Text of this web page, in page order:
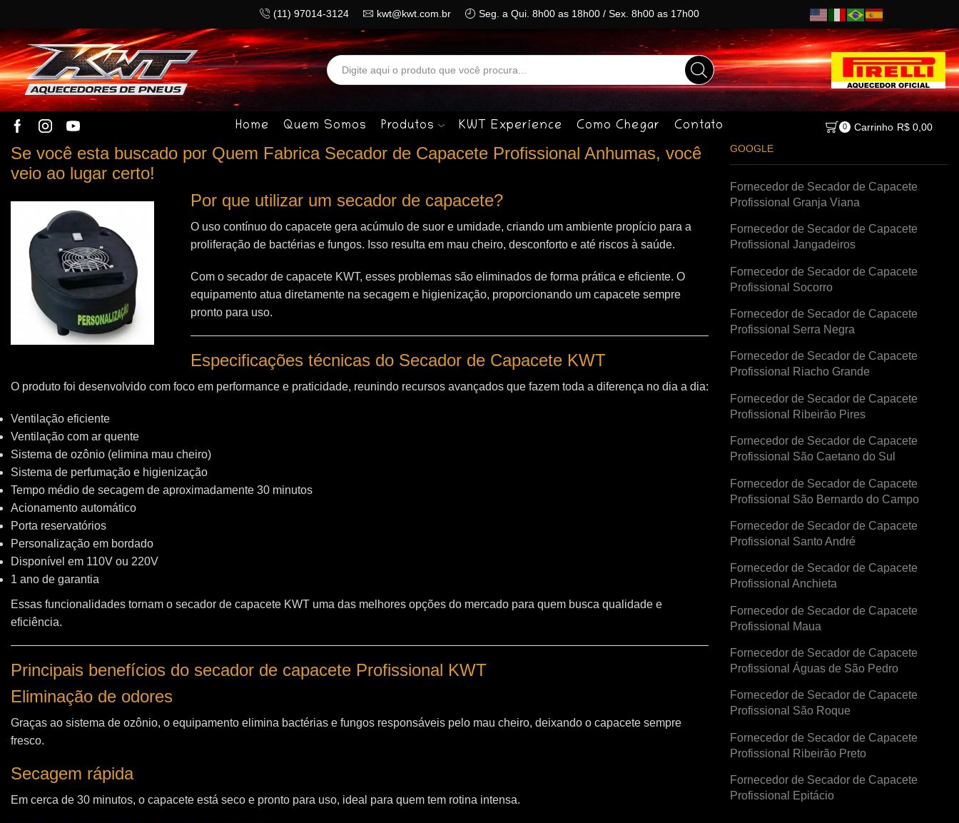
(11) 97014-3124 kwt@kwt.com.br Seg. a Qui. 8h00 as 18h00 / Sex. 8h00 as 17h00
Search
input
Home Quem Somos Produtos KWT Experience Como Chegar Contato 0 Carrinho R$0,00
Se você esta buscado por Quem Fabrica Secador de Capacete Profissional Anhumas, você
veio ao lugar certo!
Por que utilizar um secador de capacete?
O uso contínuo do capacete gera acúmulo de suor e umidade, criando um ambiente propício para a
proliferação de bactérias e fungos. Isso resulta em mau cheiro, desconforto e até riscos à saúde.
Com o secador de capacete KWT, esses problemas são eliminados de forma prática e eficiente. O
equipamento atua diretamente na secagem e higienização, proporcionando um capacete sempre
pronto para uso.
Especificações técnicas do Secador de Capacete KWT
O produto foi desenvolvido com foco em performance e praticidade, reunindo recursos avançados que fazem toda a diferença no dia a dia:
Ventilação eficiente
Ventilação com ar quente
Sistema de ozônio (elimina mau cheiro)
Sistema de perfumação e higienização
Tempo médio de secagem de aproximadamente 30 minutos
Acionamento automático
Porta reservatórios
Personalização em bordado
Disponível em 110V ou 220V
1 ano de garantia
Essas funcionalidades tornam o secador de capacete KWT uma das melhores opções do mercado para quem busca qualidade e
eficiência.
Principais benefícios do secador de capacete Profissional KWT
Eliminação de odores
Graças ao sistema de ozônio, o equipamento elimina bactérias e fungos responsáveis pelo mau cheiro, deixando o capacete sempre
fresco.
Secagem rápida
Em cerca de 30 minutos, o capacete está seco e pronto para uso, ideal para quem tem rotina intensa.
GOOGLE
Fornecedor de Secador de Capacete
Profissional Granja Viana
Fornecedor de Secador de Capacete
Profissional Jangadeiros
Fornecedor de Secador de Capacete
Profissional Socorro
Fornecedor de Secador de Capacete
Profissional Serra Negra
Fornecedor de Secador de Capacete
Profissional Riacho Grande
Fornecedor de Secador de Capacete
Profissional Ribeirão Pires
Fornecedor de Secador de Capacete
Profissional São Caetano do Sul
Fornecedor de Secador de Capacete
Profissional São Bernardo do Campo
Fornecedor de Secador de Capacete
Profissional Santo André
Fornecedor de Secador de Capacete
Profissional Anchieta
Fornecedor de Secador de Capacete
Profissional Maua
Fornecedor de Secador de Capacete
Profissional Águas de São Pedro
Fornecedor de Secador de Capacete
Profissional São Roque
Fornecedor de Secador de Capacete
Profissional Ribeirão Preto
Fornecedor de Secador de Capacete
Profissional Epitácio